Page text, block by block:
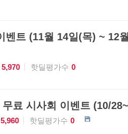
트 (11월 14일(목) ~ 12
5,970 핫딜평가수 0
료 시사회 이벤트 (10/
5,960 핫딜평가수 0